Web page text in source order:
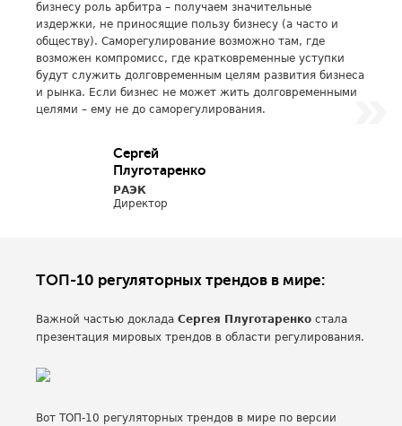
бизнесу роль арбитра – получаем значительные
издержки, не приносящие пользу бизнесу (а часто и
обществу). Саморегулирование возможно там, где
возможен компромисс, где кратковременные уступки
будут служить долговременным целям развития бизнеса
и рынка. Если бизнес не может жить долговременными
целями – ему не до саморегулирования.
Сергей
Плуготаренко
РАЭК
Директор
ТОП-10 регуляторных трендов в мире:
Важной частью доклада Сергея Плуготаренко стала
презентация мировых трендов в области регулирования.
Вот ТОП-10 регуляторных трендов в мире по версии